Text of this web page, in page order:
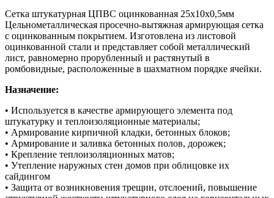
Сетка штукатурная ЦПВС оцинкованная 25х10х0,5мм
Цельнометаллическая просечно-вытяжная армирующая сетка
с оцинкованным покрытием. Изготовлена из листовой
оцинкованной стали и представляет собой металлический
лист, равномерно прорубленный и растянутый в
ромбовидные, расположенные в шахматном порядке ячейки.
Назначение:
• Используется в качестве армирующего элемента под
штукатурку и теплоизоляционные материалы;
• Армирование кирпичной кладки, бетонных блоков;
• Армирование и заливка бетонных полов, дорожек;
• Крепление теплоизоляционных матов;
• Утепление наружных стен домов при облицовке их
сайдингом
• Защита от возникновения трещин, отслоений, повышение